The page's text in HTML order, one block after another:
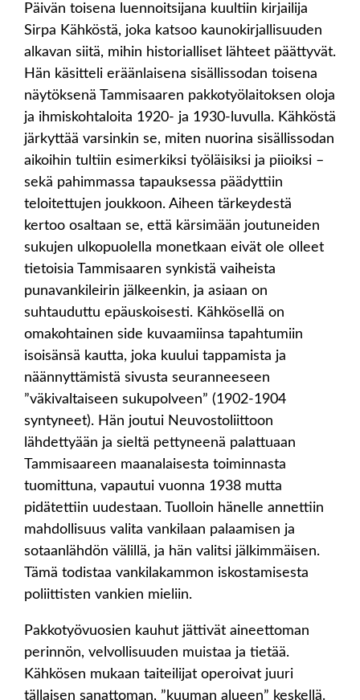
Päivän toisena luennoitsijana kuultiin kirjailija
Sirpa Kähköstä, joka katsoo kaunokirjallisuuden
alkavan siitä, mihin historialliset lähteet päättyvät.
Hän käsitteli eräänlaisena sisällissodan toisena
näytöksenä Tammisaaren pakkotyölaitoksen oloja
ja ihmiskohtaloita 1920- ja 1930-luvulla. Kähköstä
järkyttää varsinkin se, miten nuorina sisällissodan
aikoihin tultiin esimerkiksi työläisiksi ja piioiksi –
sekä pahimmassa tapauksessa päädyttiin
teloitettujen joukkoon. Aiheen tärkeydestä
kertoo osaltaan se, että kärsimään joutuneiden
sukujen ulkopuolella monetkaan eivät ole olleet
tietoisia Tammisaaren synkistä vaiheista
punavankileirin jälkeenkin, ja asiaan on
suhtauduttu epäuskoisesti. Kähkösellä on
omakohtainen side kuvaamiinsa tapahtumiin
isoisänsä kautta, joka kuului tappamista ja
näännyttämistä sivusta seuranneeseen
”väkivaltaiseen sukupolveen” (1902-1904
syntyneet). Hän joutui Neuvostoliittoon
lähdettyään ja sieltä pettyneenä palattuaan
Tammisaareen maanalaisesta toiminnasta
tuomittuna, vapautui vuonna 1938 mutta
pidätettiin uudestaan. Tuolloin hänelle annettiin
mahdollisuus valita vankilaan palaamisen ja
sotaanlähdön välillä, ja hän valitsi jälkimmäisen.
Tämä todistaa vankilakammon iskostamisesta
poliittisten vankien mieliin.
Pakkotyövuosien kauhut jättivät aineettoman
perinnön, velvollisuuden muistaa ja tietää.
Kähkösen mukaan taiteilijat operoivat juuri
tällaisen sanattoman, ”kuuman alueen” keskellä.